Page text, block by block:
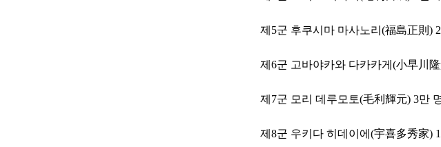
제5군 후쿠시마 마사노리(福島正則)
제6군 고바야카와 다카카게(小早川隆
제7군 모리 데루모토(毛利輝元) 3만
제8군 우키다 히데이에(宇喜多秀家)